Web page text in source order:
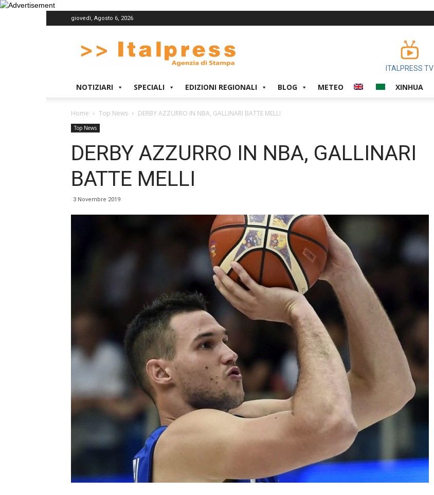
giovedì, Agosto 6, 2026
ITALPRESS TV
NOTIZIARI SPECIALI EDIZIONI REGIONALI BLOG METEO XINHUA
Home Top News DERBY AZZURRO IN NBA, GALLINARI BATTE MELLI
Top News
DERBY AZZURRO IN NBA, GALLINARI
BATTE MELLI
3 Novembre 2019